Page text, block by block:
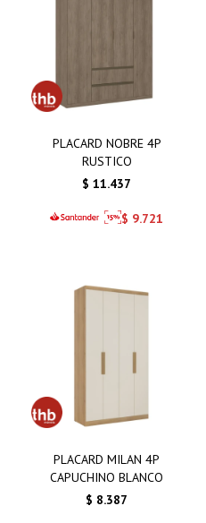
PLACARD NOBRE 4P
RUSTICO
$ 11.437
$ 9.721
PLACARD MILAN 4P
CAPUCHINO BLANCO
$ 8.387